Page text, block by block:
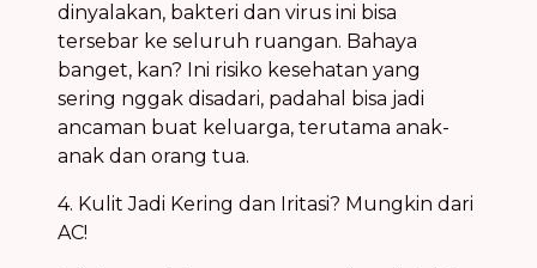
dinyalakan, bakteri dan virus ini bisa
tersebar ke seluruh ruangan. Bahaya
banget, kan? Ini risiko kesehatan yang
sering nggak disadari, padahal bisa jadi
ancaman buat keluarga, terutama anak-
anak dan orang tua.
4. Kulit Jadi Kering dan Iritasi? Mungkin dari
AC!